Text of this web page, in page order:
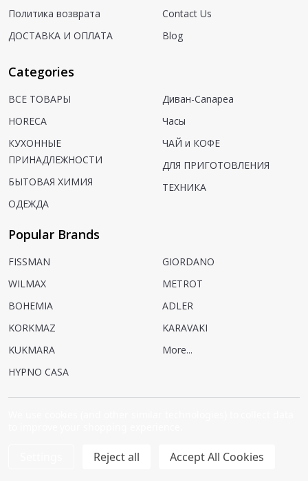
Политика возврата
ДОСТАВКА И ОПЛАТА
Contact Us
Blog
Categories
ВСЕ ТОВАРЫ
HORECA
КУХОННЫЕ
ПРИНАДЛЕЖНОСТИ
БЫТОВАЯ ХИМИЯ
ОДЕЖДА
Диван-Canapea
Часы
ЧАЙ и КОФЕ
ДЛЯ ПРИГОТОВЛЕНИЯ
ТЕХНИКА
Popular Brands
FISSMAN
WILMAX
BOHEMIA
KORKMAZ
KUKMARA
HYPNO CASA
GIORDANO
METROT
ADLER
KARAVAKI
More...
Reject all Accept All Cookies